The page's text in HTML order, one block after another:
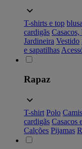
T-shirts e top
cardigãs Casacos,
Jardineira Vestido
e sapatilhas
Rapaz
T-shirt Polo
cardigãs Casacos
Calções Pijamas